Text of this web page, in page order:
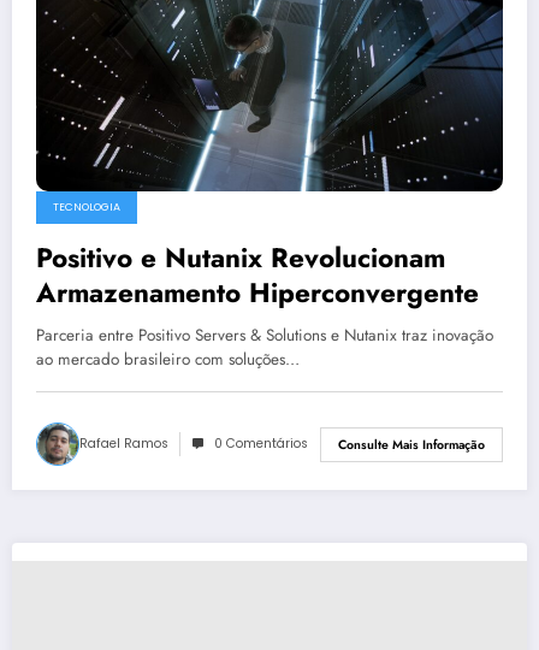
TECNOLOGIA
Positivo e Nutanix Revolucionam
Armazenamento Hiperconvergente
Parceria entre Positivo Servers & Solutions e Nutanix traz inovação
ao mercado brasileiro com soluções…
Rafael Ramos 0 Comentários Consulte Mais Informação